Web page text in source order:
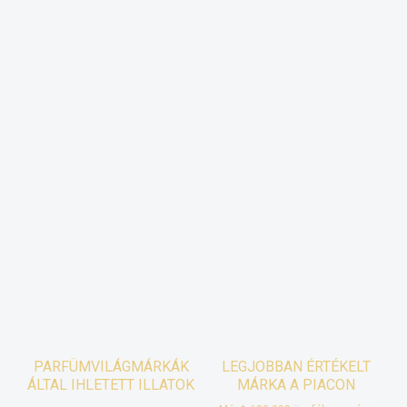
PARFÜMVILÁGMÁRKÁK
ÁLTAL IHLETETT ILLATOK
LEGJOBBAN ÉRTÉKELT
MÁRKA A PIACON